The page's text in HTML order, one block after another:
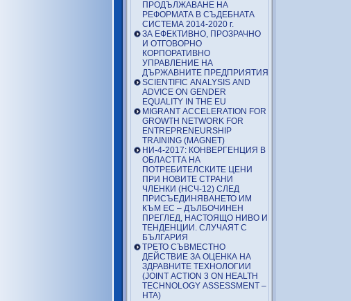
ПРОДЪЛЖАВАНЕ НА
РЕФОРМАТА В СЪДЕБНАТА
СИСТЕМА 2014-2020 г.
ЗА ЕФЕКТИВНО, ПРОЗРАЧНО
И ОТГОВОРНО
КОРПОРАТИВНО
УПРАВЛЕНИЕ НА
ДЪРЖАВНИТЕ ПРЕДПРИЯТИЯ
SCIENTIFIC ANALYSIS AND
ADVICE ON GENDER
EQUALITY IN THE EU
MIGRANT ACCELERATION FOR
GROWTH NETWORK FOR
ENTREPRENEURSHIP
TRAINING (MAGNET)
НИ-4-2017: КОНВЕРГЕНЦИЯ В
ОБЛАСТТА НА
ПОТРЕБИТЕЛСКИТЕ ЦЕНИ
ПРИ НОВИТЕ СТРАНИ
ЧЛЕНКИ (НСЧ-12) СЛЕД
ПРИСЪЕДИНЯВАНЕТО ИМ
КЪМ ЕС – ДЪЛБОЧИНЕН
ПРЕГЛЕД, НАСТОЯЩО НИВО И
ТЕНДЕНЦИИ. СЛУЧАЯТ С
БЪЛГАРИЯ
ТРЕТО СЪВМЕСТНО
ДЕЙСТВИЕ ЗА ОЦЕНКА НА
ЗДРАВНИТЕ ТЕХНОЛОГИИ
(JOINT ACTION 3 ON HEALTH
TECHNOLOGY ASSESSMENT –
HTA)